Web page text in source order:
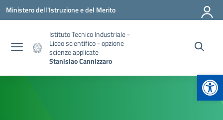
Vai ai contenuti
Vai al menu di navigazione
Vai al footer
Ministero dell'Istruzione e del Merito
Istituto Tecnico Industriale -
Liceo scientifico - opzione
scienze applicate
Stanislao Cannizzaro